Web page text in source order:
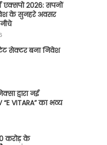
एक्सपो 2026: सपनों
के सुनहरे अवसर
सेक्टर बना निवेश
द्वारा नई
VITARA” का भव्य
करोड़ के